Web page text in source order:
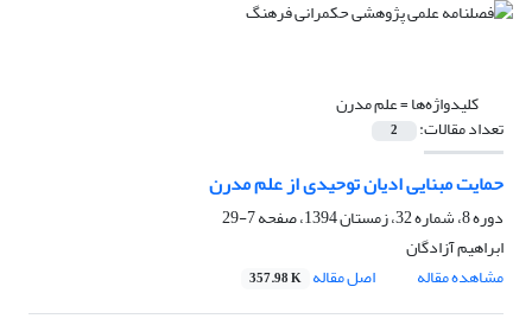
کلیدواژه‌ها =علم مدرن
تعداد مقالات: 2
حمایت مبنایی ادیان توحیدی از علم مدرن
دوره 8، شماره 32، زمستان 1394، صفحه
7-29
ابراهیم آزادگان
مشاهده مقاله
اصل مقاله 357.98 K